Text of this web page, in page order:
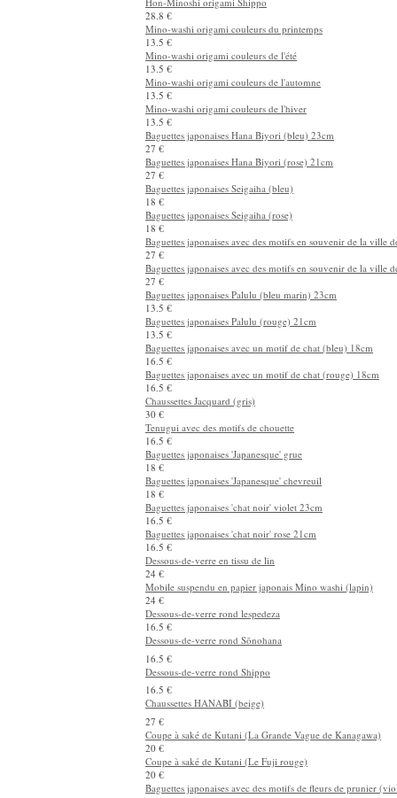
Mino-washi origami oshidori
12.6 €
Mino-washi origami matsu
12.6 €
Hon-Minoshi origami Shikainami
28.8 €
Hon-Minoshi origami Shippo
28.8 €
Mino-washi origami couleurs du printemps
13.5 €
Mino-washi origami couleurs de l'été
13.5 €
Mino-washi origami couleurs de l'automne
13.5 €
Mino-washi origami couleurs de l'hiver
13.5 €
Baguettes japonaises Hana Biyori (bleu) 23cm
27 €
Baguettes japonaises Hana Biyori (rose) 21cm
27 €
Baguettes japonaises Seigaiha (bleu)
18 €
Baguettes japonaises Seigaiha (rose)
18 €
Baguettes japonaises avec des motifs en souvenir de la ville
27 €
Baguettes japonaises avec des motifs en souvenir de la ville
27 €
Baguettes japonaises Palulu (bleu marin) 23cm
13.5 €
Baguettes japonaises Palulu (rouge) 21cm
13.5 €
Baguettes japonaises avec un motif de chat (bleu) 18cm
16.5 €
Baguettes japonaises avec un motif de chat (rouge) 18cm
16.5 €
Chaussettes Jacquard (gris)
30 €
Tenugui avec des motifs de chouette
16.5 €
Baguettes japonaises 'Japanesque' grue
18 €
Baguettes japonaises 'Japanesque' chevreuil
18 €
Baguettes japonaises 'chat noir' violet 23cm
16.5 €
Baguettes japonaises 'chat noir' rose 21cm
16.5 €
Dessous-de-verre en tissu de lin
24 €
Mobile suspendu en papier japonais Mino washi (lapin)
24 €
Dessous-de-verre rond lespedeza
16.5 €
Dessous-de-verre rond Sōnohana
16.5 €
Dessous-de-verre rond Shippo
16.5 €
Chaussettes HANABI (beige)